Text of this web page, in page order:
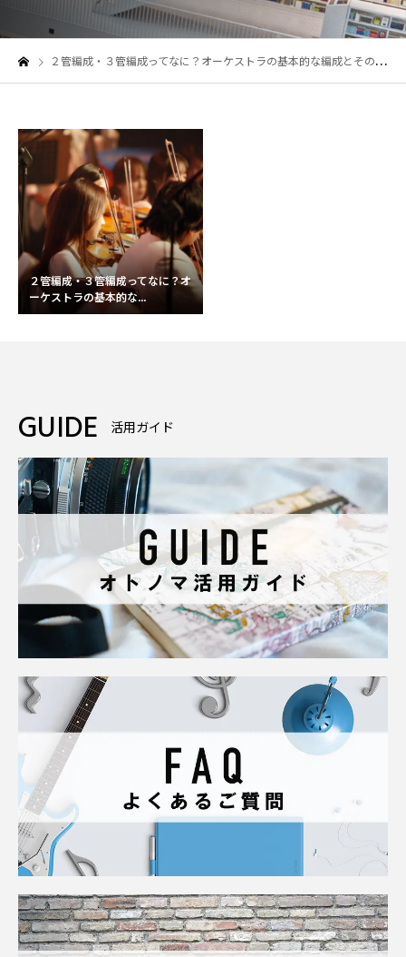
２管編成・３管編成ってなに？オーケストラの基本的な編成とその仕組みを理解しよう！
２管編成・３管編成ってなに？オ
ーケストラの基本的な...
GUIDE 活用ガイド